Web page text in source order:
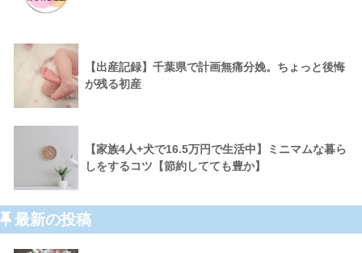
【出産記録】千葉県で計画無痛分娩。ちょっと後悔
が残る初産
【家族4人+犬で16.5万円で生活中】ミニマムな暮ら
しをするコツ【節約してても豊か】
最新の投稿